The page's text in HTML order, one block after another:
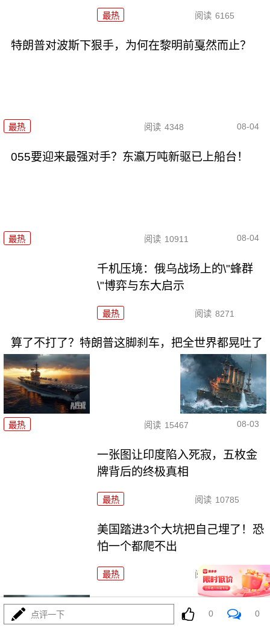
最热 阅读 6165
特朗普对波斯下狠手，为何在黎明前戛然而止？
最热 阅读 4348 08-04
055要迎来最强对手？东瀛万吨新驱已上船台！
最热 阅读 10911 08-04
千机压境：俄乌战场上的\"蜂群
\"博弈与东大启示
最热 阅读 8271
算了不打了？特朗普这脚刹车，把全世界都晃吐了
最热 阅读 15467 08-03
一张图让印度陷入死寂，五枚金
牌背后的终极真相
最热 阅读 10785
美国踏进3个大坑把自己埋了！恐
怕一个都爬不出
最热 阅读 17317
上将一封信捅破天！美军五艘驱
逐舰要盖三口锅！
点评一下 0 0